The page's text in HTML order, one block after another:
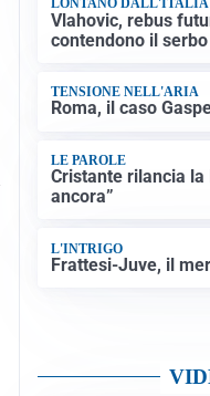
LONTANO DALL'ITALIA
Vlahovic, rebus
contendono il serbo
TENSIONE NELL'ARIA
Roma, il caso
LE PAROLE
Cristante rilancia la
ancora”
L'INTRIGO
Frattesi-Juve, il